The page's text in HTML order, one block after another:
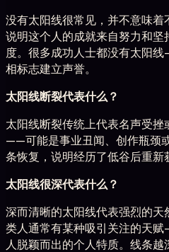
没有太阳线很常见，并不意味
说明这个人的成就来自努力和
度。很多成功人士都没有太阳
相标志建立声誉。
太阳线断裂代表什么？
太阳线断裂传统上代表名声受
——可能是事业丑闻、创作瓶颈
条恢复，说明经历了低谷后重新
太阳线很深代表什么？
深而清晰的太阳线代表强烈的
类人通常有某种吸引关注的天
人脱颖而出的个人特质。线条越